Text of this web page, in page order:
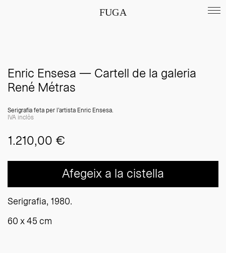
FUGA
Enric Ensesa — Cartell de la galeria
René Métras
Serigrafia feta per l’artista Enric Ensesa.
IVA inclòs
1.210,00 €
Afegeix a la cistella
Serigrafia, 1980.
60 x 45 cm